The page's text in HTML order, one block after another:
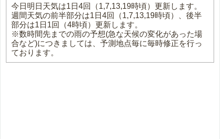
今日明日天気は1日4回（1,7,13,19時頃）更新します。
週間天気の前半部分は1日4回（1,7,13,19時頃）、後半
部分は1日1回（4時頃）更新します。
※数時間先までの雨の予想(急な天候の変化があった場
合など)につきましては、予測地点毎に毎時修正を行っ
ております。